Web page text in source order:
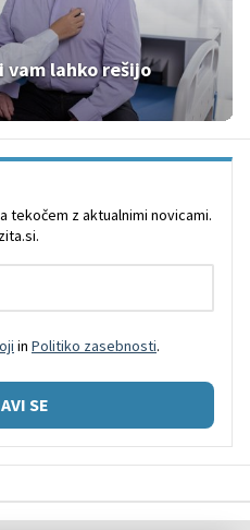
lahko rešijo
tekočem z aktualnimi novicami.
in Politiko zasebnosti.
SE